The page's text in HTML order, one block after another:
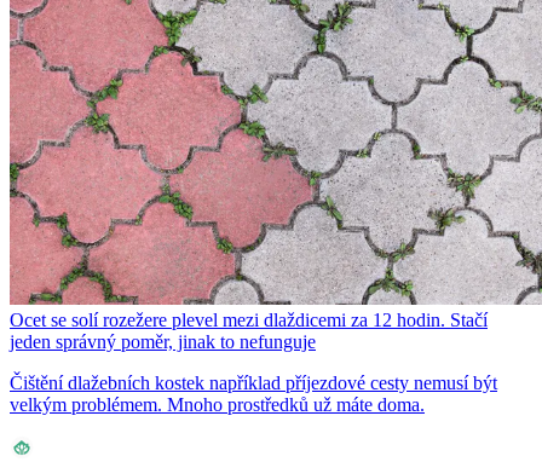
Ocet se solí rozežere plevel mezi dlaždicemi za 12 hodin. Stačí
jeden správný poměr, jinak to nefunguje
Čištění dlažebních kostek například příjezdové cesty nemusí být
velkým problémem. Mnoho prostředků už máte doma.